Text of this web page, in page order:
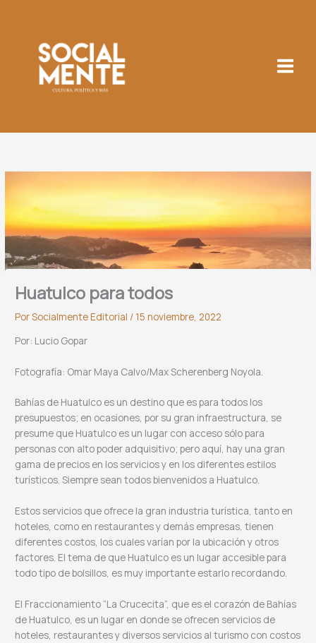
Huatulco para todos
PorSocialmente Editorial / 15 noviembre, 2022
Por: Lucio Gopar
Fotografía: Omar Maya Calvo/Max Scherenberg Noyola.
Bahías de Huatulco es un destino que es para todos los
presupuestos; en ocasiones, por su gran infraestructura, se
presume que Huatulco es un lugar con acceso sólo para
personas con alto poder adquisitivo; pero aquí, hay una gran
gama de precios en los servicios y en los diferentes estilos
turísticos. Siempre sean todos bienvenidos a Huatulco.
Estos servicios que ofrece la gran industria turística, tanto en
hoteles, como en restaurantes y demás empresas, tienen
diferentes costos, los cuales varían por la ubicación y otros
factores. El tema de que Huatulco es un lugar accesible para
todo tipo de bolsillos, es muy importante estarlo recordando.
El Fraccionamiento “La Crucecita”, que es el corazón de Bahías
de Huatulco, es un lugar en donde se ofrecen servicios de
hoteles, restaurantes y diversos servicios al turismo con costos